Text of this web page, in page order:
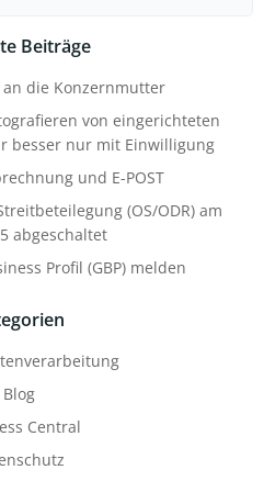
Beiträge
die Konzernmutter
von eingerichteten
besser nur mit Einwilligung
und E-POST
(OS/ODR) am
abgeschaltet
Profil (GBP) melden
Blog
Central